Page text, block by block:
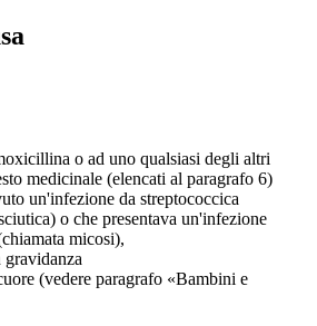
o ad uno qualsiasi degli altri
medicinale (elencati al paragrafo 6)
un'infezione da streptococcica
o che presentava un'infezione
micosi),
gravidanza
(vedere paragrafo «Bambini e